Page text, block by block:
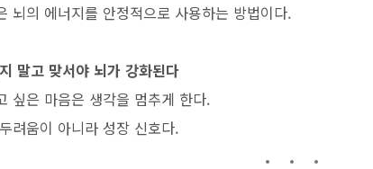
뇌의 에너지를 안정적으로 사용하는 방법이다.
말고 맞서야 뇌가 강화된다
싶은 마음은 생각을 멈추게 한다.
려움이 아니라 성장 신호다.